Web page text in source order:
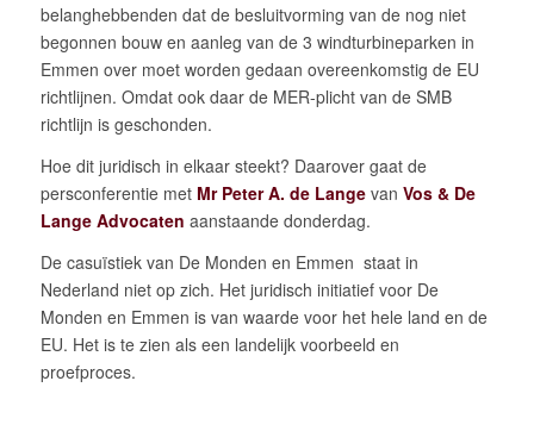
belanghebbenden dat de besluitvorming van de nog niet
begonnen bouw en aanleg van de 3 windturbineparken in
Emmen over moet worden gedaan overeenkomstig de EU
richtlijnen. Omdat ook daar de MER-plicht van de SMB
richtlijn is geschonden.
Hoe dit juridisch in elkaar steekt? Daarover gaat de
persconferentie met Mr Peter A. de Langevan Vos & De
Lange Advocaten aanstaande donderdag.
De casuïstiek van De Monden en Emmen staat in
Nederland niet op zich. Het juridisch initiatief voor De
Monden en Emmen is van waarde voor het hele land en de
EU. Het is te zien als een landelijk voorbeeld en
proefproces.